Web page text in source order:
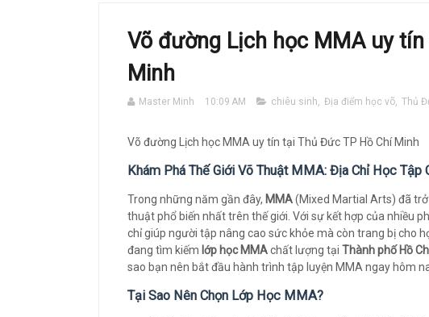
Võ đường Lịch học MMA uy
Minh
Master Minh 10:09 AM chiêu sinh, Địa điểm học võ, Thủ
Võ đường Lịch học MMA uy tín tại Thủ Đức TP Hồ Chí Minh
Khám Phá Thế Giới Võ Thuật MMA: Địa Chỉ Học Tập
Trong những năm gần đây, MMA(Mixed Martial Arts) đã
thuật phổ biến nhất trên thế giới. Với sự kết hợp của nhiều
chỉ giúp người tập nâng cao sức khỏe mà còn trang bị cho
đang tìm kiếm lớp học MMAchất lượng tại Thành phố Hồ
sao bạn nên bắt đầu hành trình tập luyện MMA ngay hôm
Tại Sao Nên Chọn Lớp Học MMA?